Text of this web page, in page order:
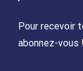
Pour recevoir
abonnez-vous !